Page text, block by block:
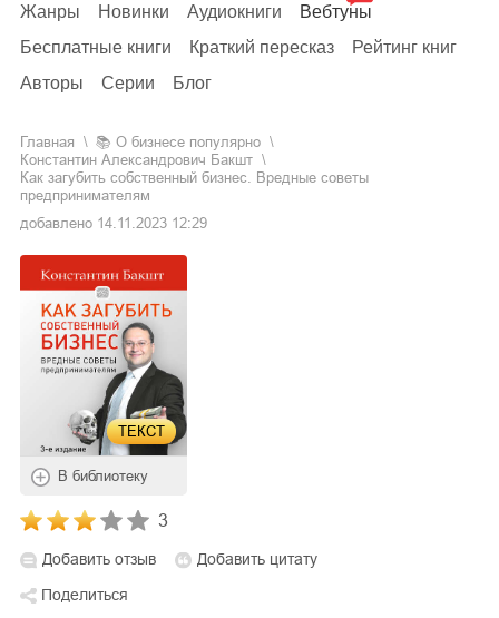
Жанры Новинки Аудиокниги
Вебтуны
Бесплатные книги
Краткий пересказ
Рейтинг книг
Авторы
Серии Блог
Главная 📚
о бизнесе популярно
Константин Александрович Бакшт
Как загубить собственный бизнес. Вредные советы
предпринимателям
добавлено 14.11.2023 12:29
ТЕКСТ
В библиотеку
3
Добавить отзыв
Добавить цитату
Поделиться